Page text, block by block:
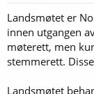
t
r
o
Landsmøtet er
innen utgangen
møterett, men
stemmerett.
Landsmøtet